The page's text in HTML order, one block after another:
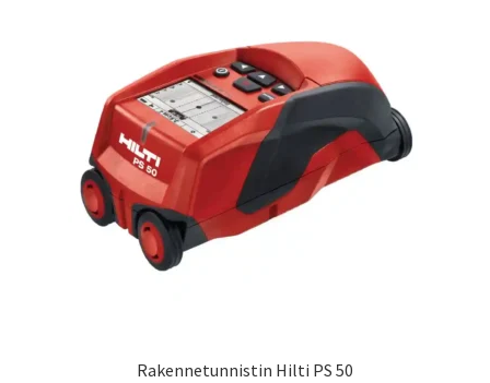
Rakennetunnistin Hilti PS 50